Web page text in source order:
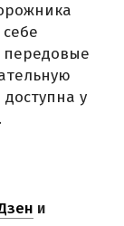
у
и